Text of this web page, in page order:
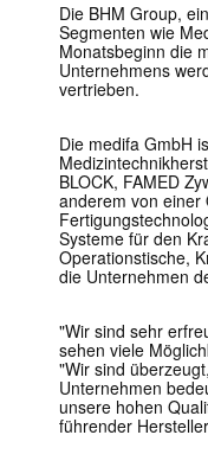
Die BHM Group,
Segmenten wie
Monatsbeginn die
Unternehmens
vertrieben.
Die medifa GmbH
BLOCK, FAMED
anderem von einer
Systeme für den
Operationstische,
die Unternehmen
"Wir sind sehr
sehen viele
"Wir sind
Unternehmen
unsere hohen
führender